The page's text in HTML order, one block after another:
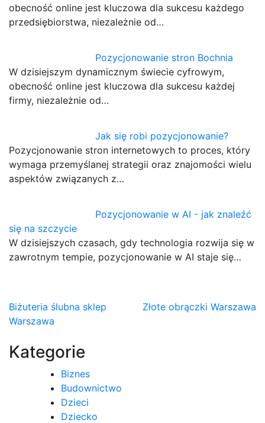
obecność online jest kluczowa dla sukcesu każdego
przedsiębiorstwa, niezależnie od…
Pozycjonowanie stron Bochnia
W dzisiejszym dynamicznym świecie cyfrowym,
obecność online jest kluczowa dla sukcesu każdej
firmy, niezależnie od…
Jak się robi pozycjonowanie?
Pozycjonowanie stron internetowych to proces, który
wymaga przemyślanej strategii oraz znajomości wielu
aspektów związanych z…
Pozycjonowanie w AI - jak znaleźć
się na szczycie
W dzisiejszych czasach, gdy technologia rozwija się w
zawrotnym tempie, pozycjonowanie w AI staje się…
Nawigacja
wpisu
Biżuteria ślubna sklep
Warszawa
Złote obrączki Warszawa
Kategorie
Biznes
Budownictwo
Dzieci
Dziecko